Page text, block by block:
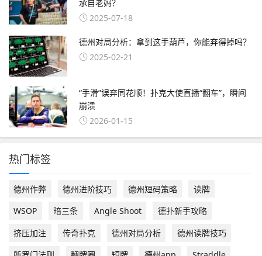
承自老妈？
2025-07-18
德州对局分析：拿到这手葫芦，你能弃得掉吗？
2025-02-21
“手滑”误弃同花顺！扑克大使直播“翻车”，瞬间
崩溃
2026-01-15
热门标签
德州作弊 德州进阶技巧 德州短码策略
读牌
WSOP
暗三条 Angle Shoot
德扑新手攻略
挤压加注
传奇扑克 德州对局分析
德州读牌技巧